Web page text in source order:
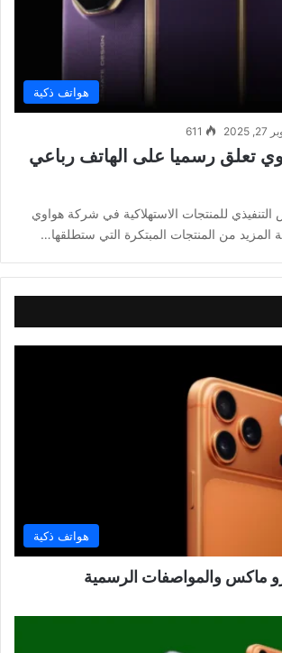
هواتف ذكية
611
تعلق رسميا على الهاتف رباعي
التنفيذي للمنتجات الاستهلاكية في شركة هواوي
من المنتجات المبتكرة التي ستطلقها…
هواتف ذكية